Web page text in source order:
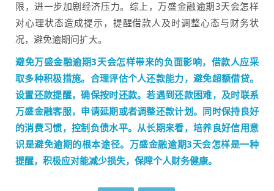
限，进一步加剧经济压力。综上，万盛金融逾期3天会怎样
对心理状态造成提示，提醒借款人及时调整心态与财务状
况，避免逾期问扩大。
避免万盛金融逾期3天会怎样带来的负面影响，借款人应采
取多种积极措施。合理评估个人还款能力，避免超额借贷。
设置还款提醒，确保按时还款。若遇到还款困难，及时联系
万盛金融客服，申请延期或者调整还款计划。同时保持良好
的消费习惯，控制负债水平。从长期来看，培养良好信用意
识是避免逾期的根本途径。万盛金融逾期3天会怎样是一种
提醒，积极应对能减少损失，保障个人财务健康。